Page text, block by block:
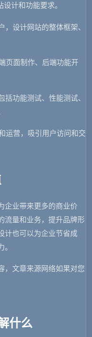
计和功能要求。
设计网站的整体框架、
页面制作、后端功能开
功能测试、性能测试、
运营，吸引用户访问和交
企业带来更多的商业价
流量和业务，提升品牌形
计也可以为企业节省成
，文章来源网络如果对您
什么